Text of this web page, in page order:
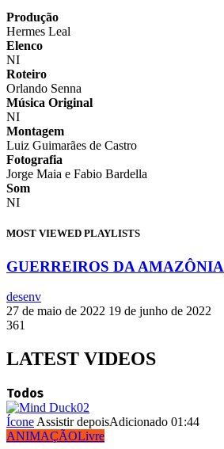
Produção
Hermes Leal
Elenco
NI
Roteiro
Orlando Senna
Música Original
NI
Montagem
Luiz Guimarães de Castro
Fotografia
Jorge Maia e Fabio Bardella
Som
NI
MOST VIEWED PLAYLISTS
GUERREIROS DA AMAZÔNIA
desenv
27 de maio de 2022 19 de junho de 2022
361
LATEST VIDEOS
Todos
Ícone Assistir depoisAdicionado 01:44
ANIMAÇÃOLivre